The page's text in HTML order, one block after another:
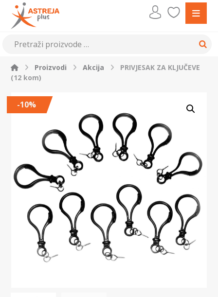
Proizvodi Akcija
PRIVJESAK ZA KLJUČEVE
(12 kom)
-10%